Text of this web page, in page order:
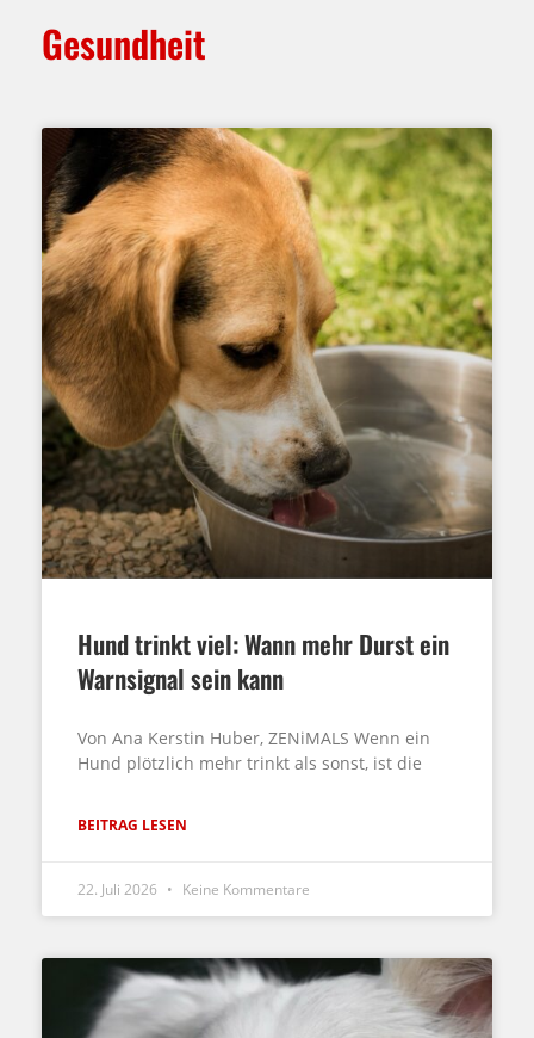
Gesundheit
Hund trinkt viel: Wann mehr Durst ein
Warnsignal sein kann
Von Ana Kerstin Huber, ZENiMALS Wenn ein
Hund plötzlich mehr trinkt als sonst, ist die
BEITRAG LESEN
22. Juli 2026 Keine Kommentare